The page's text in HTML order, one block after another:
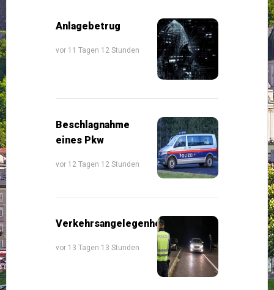
Anlagebetrug
vor 11 Tagen 12 Stunden
Beschlagnahme
eines Pkw
vor 12 Tagen 12 Stunden
Verkehrsangelegenheiten
vor 13 Tagen 13 Stunden